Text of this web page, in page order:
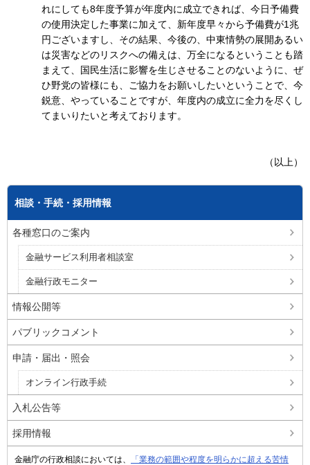
れにしても8年度予算が年度内に成立できれば、今日予備費
の使用決定した事業に加えて、新年度早々から予備費が1兆
円ございますし、その結果、今後の、中東情勢の展開あるい
は災害などのリスクへの備えは、万全になるということも踏
まえて、国民生活に影響を生じさせることのないように、ぜ
ひ野党の皆様にも、ご協力をお願いしたいということで、今
鋭意、やっていることですが、年度内の成立に全力を尽くし
てまいりたいと考えております。
（以上）
相談・手続・採用情報
各種窓口のご案内
金融サービス利用者相談室
金融行政モニター
情報公開等
パブリックコメント
申請・届出・照会
オンライン行政手続
入札公告等
採用情報
金融庁の行政相談においては、
「業務の範囲や程度を明らかに超える苦情